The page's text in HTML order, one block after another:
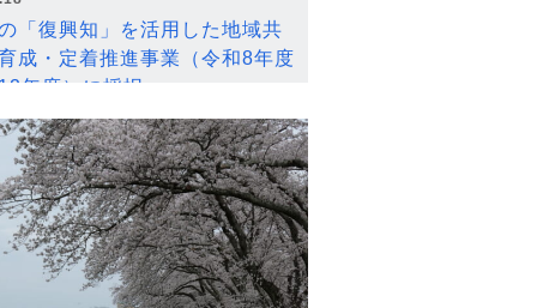
「復興知」を活用した地域共
成・定着推進事業（令和8年度
年度）に採択